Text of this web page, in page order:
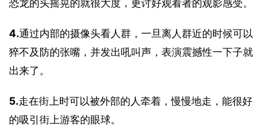
4.通过内部的摄像头看人群，一旦离人群近的时候可以
猝不及防的张嘴，并发出吼叫声，表演震撼性一下子就
出来了。
5.走在街上时可以被外部的人牵着，慢慢地走，能很好
的吸引街上游客的眼球。